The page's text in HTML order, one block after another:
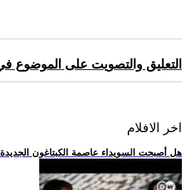
التعليق والتصويت على الموضوع
اخر الافلام
.. هل أصبحت السويداء عاصمة الكبتاغون